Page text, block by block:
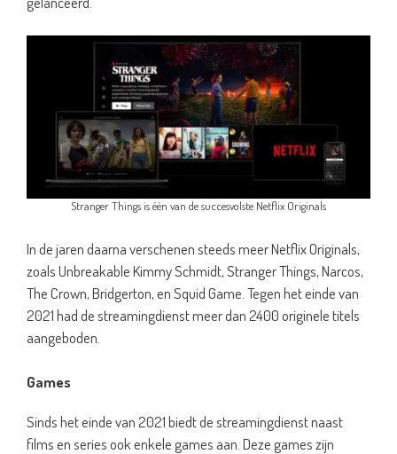
Stranger Things is één van de succesvolste Netflix Originals
In de jaren daarna verschenen steeds meer Netflix Originals,
zoals Unbreakable Kimmy Schmidt, Stranger Things, Narcos,
The Crown, Bridgerton, en Squid Game. Tegen het einde van
2021 had de streamingdienst meer dan 2400 originele titels
aangeboden.
Games
Sinds het einde van 2021 biedt de streamingdienst naast
films en series ook enkele games aan. Deze games zijn